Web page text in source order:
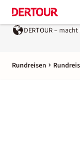
DERTOUR –
Rundreisen